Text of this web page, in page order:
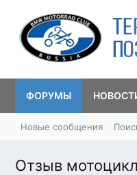
ФОРУМЫ
Новые сообщения
Отзыв